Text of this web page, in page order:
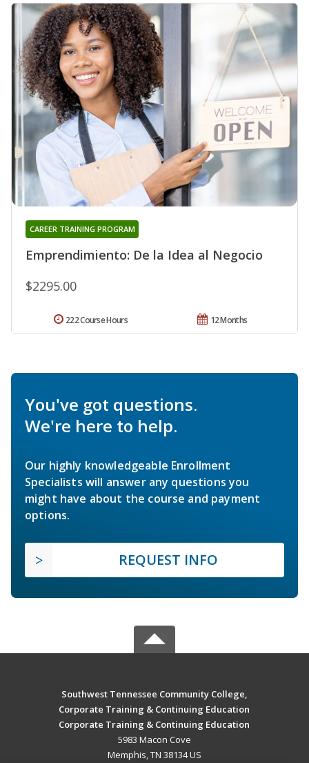
Emprendimiento: De la Idea al Negocio
CAREER TRAINING PROGRAM
$2295.00
12 Months
222 Course Hours
You've got questions.
We're here to help.
Our highly knowledgeable Enrollment
Specialists will answer any questions you
might have about the course and payment
options.
REQUEST INFO
Southwest Tennessee Community College,
Corporate Training & Continuing Education
Corporate Training & Continuing Education
5983 Macon Cove
Memphis, TN 38134 US